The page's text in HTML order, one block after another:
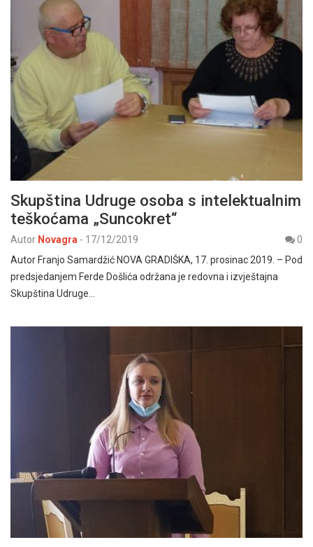
Skupština Udruge osoba s intelektualnim
teškoćama „Suncokret“
Autor Novagra - 17/12/2019
0
Autor Franjo Samardžić NOVA GRADIŠKA, 17. prosinac 2019. – Pod
predsjedanjem Ferde Došlića održana je redovna i izvještajna
Skupština Udruge…